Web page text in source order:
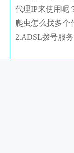
代理IP来使用呢
爬虫怎么找多个
2.ADSL拨号服